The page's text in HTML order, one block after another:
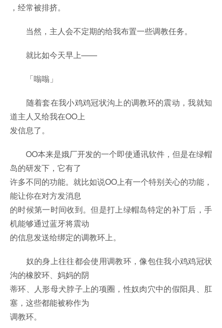
，经常被排挤。
当然，主人会不定期的给我布置一些调教任务。
就比如今天早上——
「嗡嗡」
随着套在我小鸡鸡冠状沟上的调教环的震动，我就知
道主人又给我在OO上
发信息了。
OO本来是娥厂开发的一个即使通讯软件，但是在绿帽
岛的研发下，它有了
许多不同的功能。就比如说OO上有一个特别关心的功能，
能让你在对方发消息
的时候第一时间收到。但是打上绿帽岛特定的补丁后，手
机能够通过蓝牙将震动
的信息发送给绑定的调教环上。
奴的身上往往都会使用调教环，像包住我小鸡鸡冠状
沟的橡胶环、妈妈的阴
蒂环、人形母犬脖子上的项圈，性奴肉穴中的假阳具、肛
塞，这些都能被称作为
调教环。